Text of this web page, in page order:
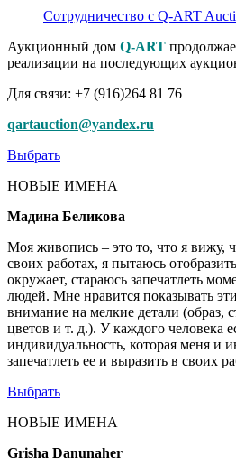
Сотрудничество с Q-ART
Аукционный дом Q-ART
реализации на последующих
Для связи: +7 (916)264 81 76
qartauction@yandex.ru
Выбрать
НОВЫЕ ИМЕНА
Мадина Беликова
Моя живопись – это то, что я вижу,
своих работах, я пытаюсь
окружает, стараюсь запечатлеть
людей. Мне нравится показывать
внимание на мелкие детали (образ,
цветов и т. д.). У каждого человека
индивидуальность, которая меня и
запечатлеть ее и выразить в своих
Выбрать
НОВЫЕ ИМЕНА
Grisha Danunaher